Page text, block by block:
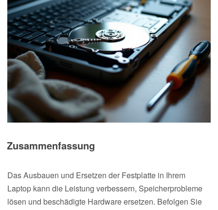
Zusammenfassung
Das Ausbauen und Ersetzen der Festplatte in Ihrem
Laptop kann die Leistung verbessern, Speicherprobleme
lösen und beschädigte Hardware ersetzen. Befolgen Sie